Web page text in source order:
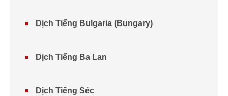
Dịch Tiếng Bulgaria (Bungary)
Dịch Tiếng Ba Lan
Dịch Tiếng Séc